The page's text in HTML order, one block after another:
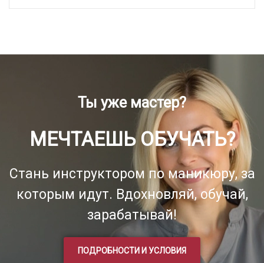
Ты уже мастер?
МЕЧТАЕШЬ ОБУЧАТЬ?
Стань инструктором по маникюру, за
которым идут. Вдохновляй, обучай,
зарабатывай!
ПОДРОБНОСТИ И УСЛОВИЯ